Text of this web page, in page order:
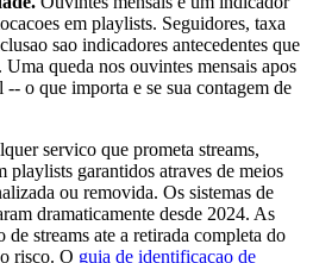
em playlists. Seguidores, taxa
sao indicadores antecedentes que
queda nos ouvintes mensais apos
o que importa e se sua contagem de
servico que prometa streams,
playlists garantidos atraves de meios
ou removida. Os sistemas de
dramaticamente desde 2024. As
de streams ate a retirada completa do
risco. O guia de identificacao de